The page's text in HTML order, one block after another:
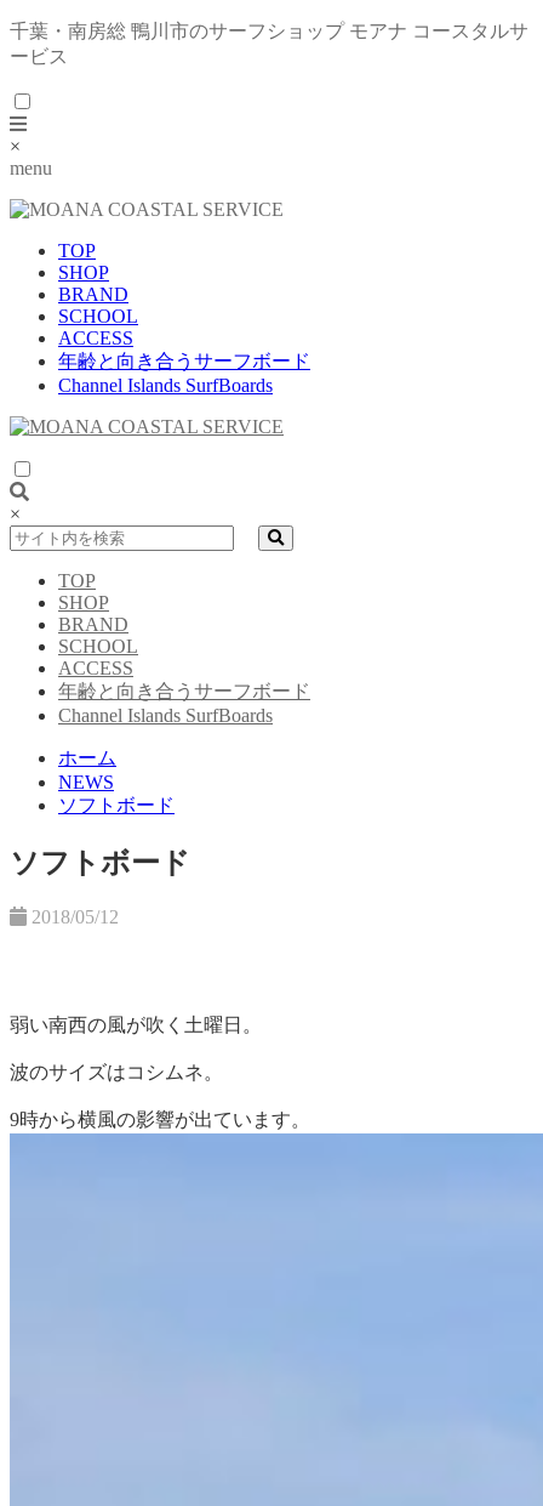
千葉・南房総 鴨川市のサーフショップ モアナ コースタルサ
ービス
×
menu
TOP
SHOP
BRAND
SCHOOL
ACCESS
年齢と向き合うサーフボード
Channel Islands SurfBoards
×
TOP
SHOP
BRAND
SCHOOL
ACCESS
年齢と向き合うサーフボード
Channel Islands SurfBoards
ホーム
NEWS
ソフトボード
ソフトボード
2018/05/12
弱い南西の風が吹く土曜日。
波のサイズはコシムネ。
9時から横風の影響が出ています。